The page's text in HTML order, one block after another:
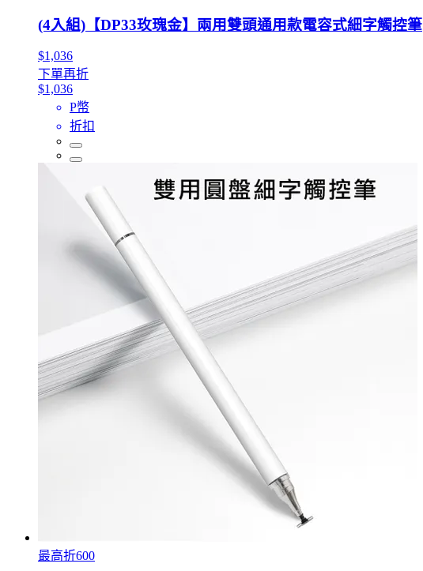
(4入組)【DP33玫瑰金】兩用雙頭通用款電容式細字觸控筆
$1,036
下單再折
$1,036
P幣
折扣
最高折600